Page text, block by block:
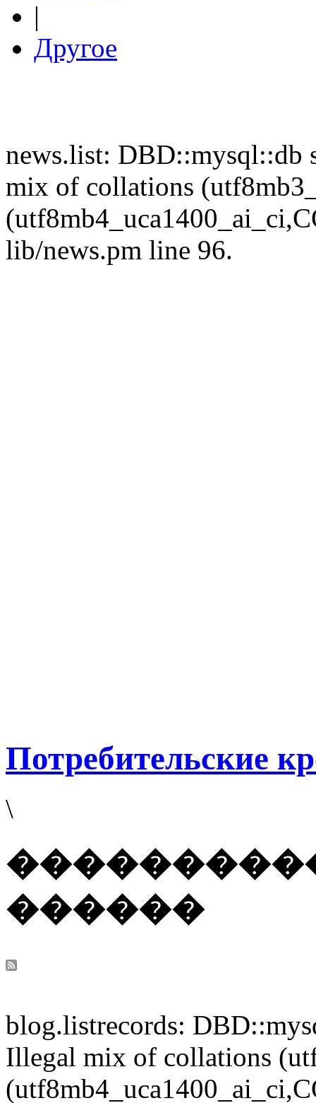
|
Другое
news.list: DBD::mysql::db
mix of collations
lib/news.pm line 96.
Потребительские
\
������
blog.listrecords:
Illegal mix of collations